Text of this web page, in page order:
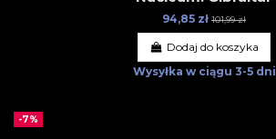
94,85 zł 101,99 zł
Dodaj do koszyka
Wysyłka w ciągu 3-5 dni
-7%